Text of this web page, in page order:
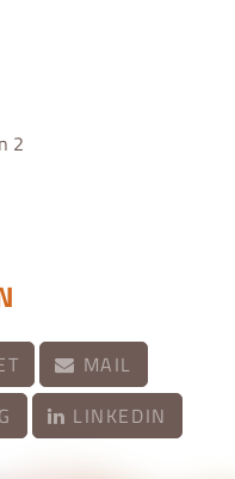
2
MAIL
LINKEDIN